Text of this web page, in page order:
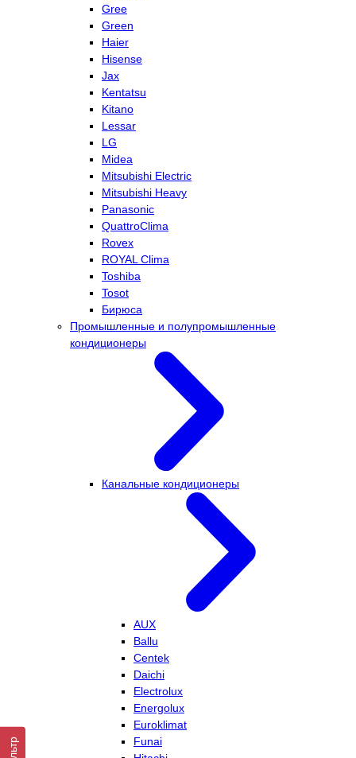
Gree
Green
Haier
Hisense
Jax
Kentatsu
Kitano
Lessar
LG
Midea
Mitsubishi Electric
Mitsubishi Heavy
Panasonic
QuattroClima
Rovex
ROYAL Clima
Toshiba
Tosot
Бирюса
Промышленные и полупромышленные
кондиционеры
Канальные кондиционеры
AUX
Ballu
Centek
Daichi
Electrolux
Energolux
Euroklimat
Funai